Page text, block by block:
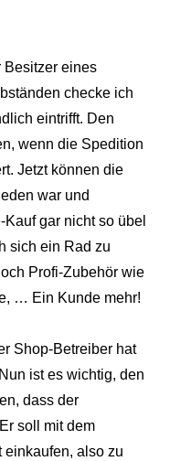
Besitzer eines
checke ich
eintrifft. Den
wenn die Spedition
Jetzt können die
war und
gar nicht so übel
sich ein Rad zu
Profi-Zubehör wie
… Ein Kunde mehr!
Shop-Betreiber hat
ist es wichtig, den
dass der
soll mit dem
einkaufen, also zu